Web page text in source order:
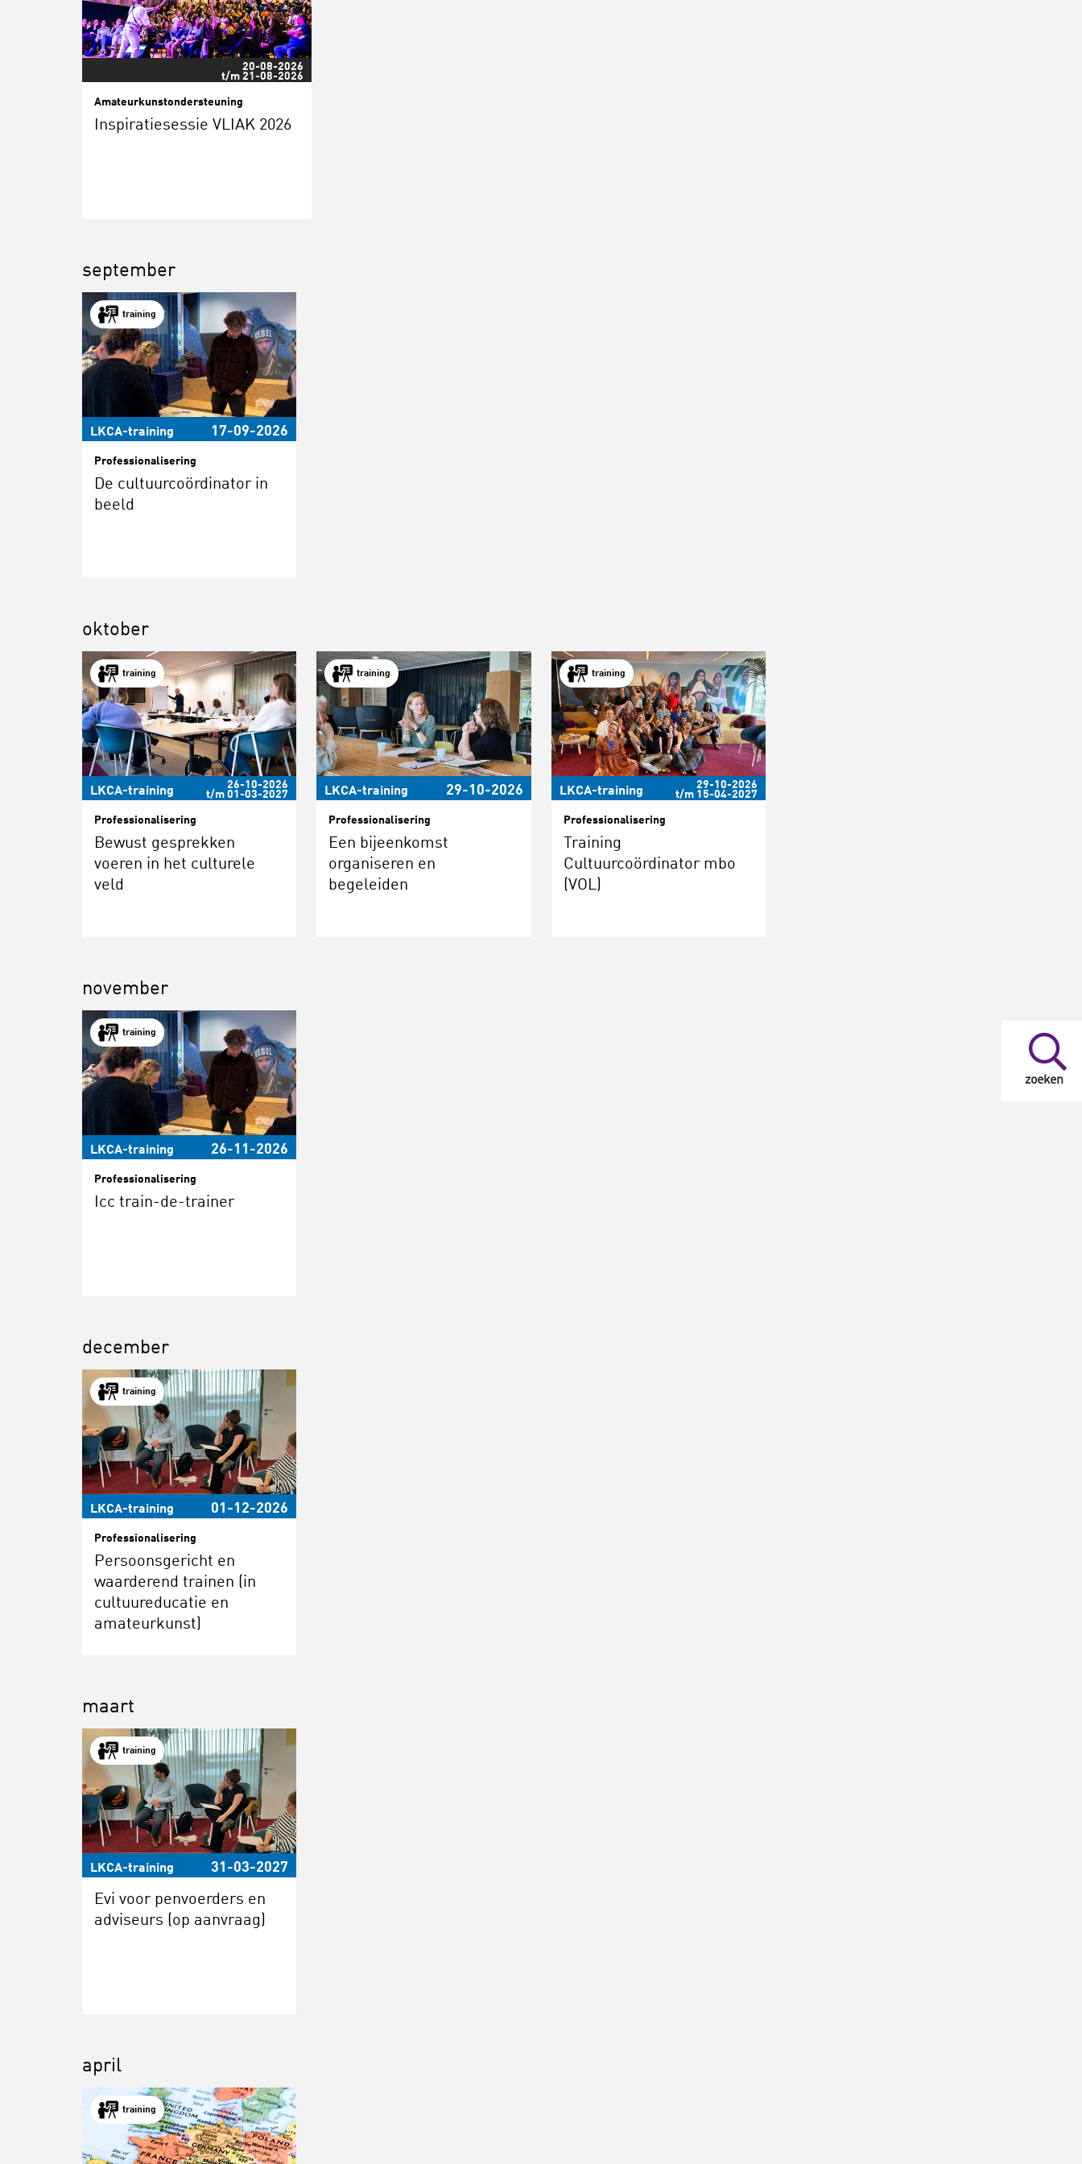
zoeken
20-08-2026
t/m 21-08-2026
Amateurkunstondersteuning
Inspiratiesessie VLIAK 2026
september
training
LKCA-training 17-09-2026
Professionalisering
De cultuurcoördinator in
beeld
oktober
training
LKCA-training
26-10-2026
t/m 01-03-2027
Professionalisering
Bewust gesprekken
voeren in het culturele
veld
training
LKCA-training 29-10-2026
Professionalisering
Een bijeenkomst
organiseren en
begeleiden
training
LKCA-training
29-10-2026
t/m 15-04-2027
Professionalisering
Training
Cultuurcoördinator mbo
(VOL)
november
training
LKCA-training 26-11-2026
Professionalisering
Icc train-de-trainer
december
training
LKCA-training 01-12-2026
Professionalisering
Persoonsgericht en
waarderend trainen (in
cultuureducatie en
amateurkunst)
maart
training
LKCA-training 31-03-2027
Evi voor penvoerders en
adviseurs (op aanvraag)
april
training